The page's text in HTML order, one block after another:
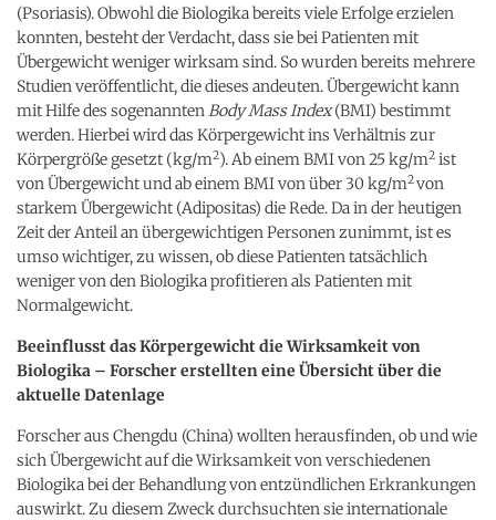
(Psoriasis). Obwohl die Biologika bereits viele Erfolge erzielen
konnten, besteht der Verdacht, dass sie bei Patienten mit
Übergewicht weniger wirksam sind. So wurden bereits mehrere
Studien veröffentlicht, die dieses andeuten. Übergewicht kann
mit Hilfe des sogenanntenBody Mass Index(BMI) bestimmt
werden. Hierbei wird das Körpergewicht ins Verhältnis zur
Körpergröße gesetzt (kg/m2). Ab einem BMI von 25 kg/m2 ist
von Übergewicht und ab einem BMI von über 30 kg/m2von
starkem Übergewicht (Adipositas) die Rede. Da in der heutigen
Zeit der Anteil an übergewichtigen Personen zunimmt, ist es
umso wichtiger, zu wissen, ob diese Patienten tatsächlich
weniger von den Biologika profitieren als Patienten mit
Normalgewicht.
Beeinflusst das Körpergewicht die Wirksamkeit von
Biologika – Forscher erstellten eine Übersicht über die
aktuelle Datenlage
Forscher aus Chengdu (China) wollten herausfinden, ob und wie
sich Übergewicht auf die Wirksamkeit von verschiedenen
Biologika bei der Behandlung von entzündlichen Erkrankungen
auswirkt. Zu diesem Zweck durchsuchten sie internationale